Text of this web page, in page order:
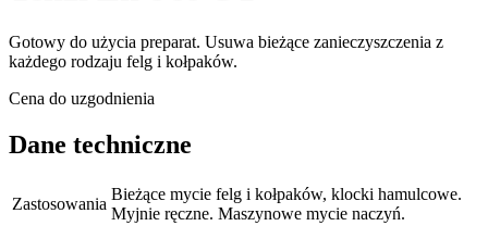
Gotowy do użycia preparat. Usuwa bieżące zanieczyszczenia z
każdego rodzaju felg i kołpaków.
Cena do uzgodnienia
Dane techniczne
Zastosowania
Bieżące mycie felg i kołpaków, klocki hamulcowe.
Myjnie ręczne. Maszynowe mycie naczyń.